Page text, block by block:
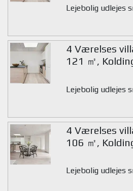
Lejebolig udlejes
4 Værelses
121 ㎡,
Lejebolig udlejes
4 Værelses
106 ㎡,
Lejebolig udlejes